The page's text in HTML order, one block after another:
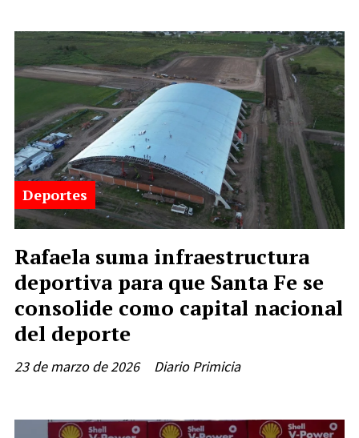
Rafaela suma infraestructura
deportiva para que Santa Fe se
consolide como capital nacional
del deporte
Diario Primicia
Deportes
23 de marzo de 2026